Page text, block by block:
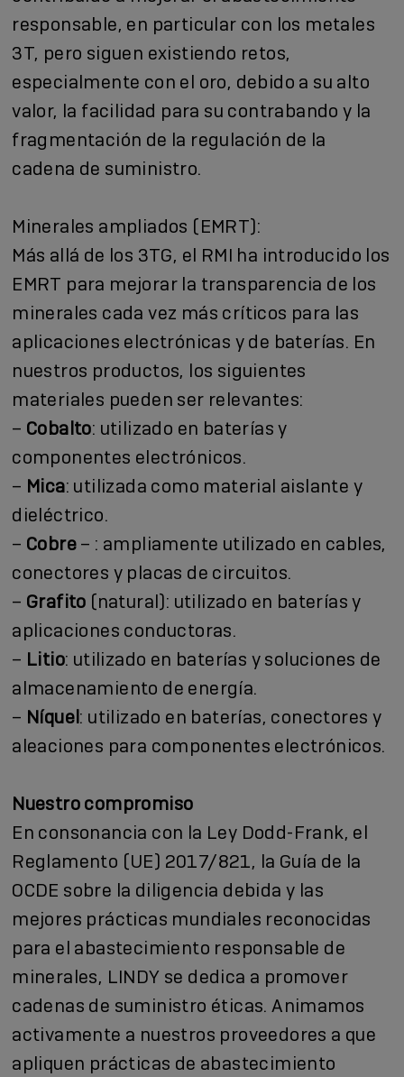
responsable, en particular con los metales
3T, pero siguen existiendo retos,
especialmente con el oro, debido a su alto
valor, la facilidad para su contrabando y la
fragmentación de la regulación de la
cadena de suministro.
Minerales ampliados (EMRT):
Más allá de los 3TG, el RMI ha introducido los
EMRT para mejorar la transparencia de los
minerales cada vez más críticos para las
aplicaciones electrónicas y de baterías. En
nuestros productos, los siguientes
materiales pueden ser relevantes:
– Cobalto: utilizado en baterías y
componentes electrónicos.
– Mica: utilizada como material aislante y
dieléctrico.
– Cobre– : ampliamente utilizado en cables,
conectores y placas de circuitos.
– Grafito (natural): utilizado en baterías y
aplicaciones conductoras.
– Litio: utilizado en baterías y soluciones de
almacenamiento de energía.
– Níquel: utilizado en baterías, conectores y
aleaciones para componentes electrónicos.
Nuestro compromiso
En consonancia con la Ley Dodd-Frank, el
Reglamento (UE) 2017/821, la Guía de la
OCDE sobre la diligencia debida y las
mejores prácticas mundiales reconocidas
para el abastecimiento responsable de
minerales, LINDY se dedica a promover
cadenas de suministro éticas. Animamos
activamente a nuestros proveedores a que
apliquen prácticas de abastecimiento